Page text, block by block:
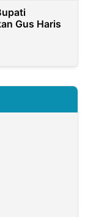
Gus Haris